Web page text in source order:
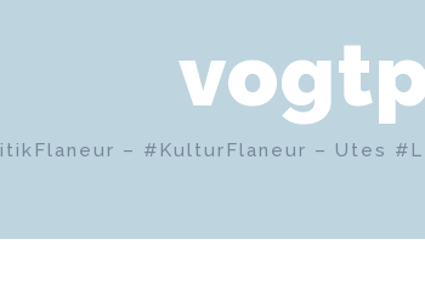
– #KulturFlaneur – Utes